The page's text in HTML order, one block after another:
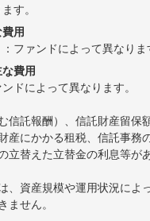
す。
用
ファンドによって異なりま
費用
ドによって異なります。
信託報酬）、信託財産留
にかかる租税、信託事務
立替えた立替金の利息等
、資産規模や運用状況に
ません。